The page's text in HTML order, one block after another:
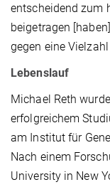
entscheidend zum
beigetragen
gegen eine
Lebenslauf
Michael Reth
erfolgreichem
am Institut für
Nach einem
University in New